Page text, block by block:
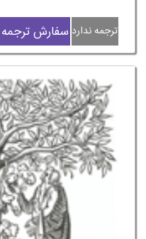
ترجمه ندارد سفارش ترجمه